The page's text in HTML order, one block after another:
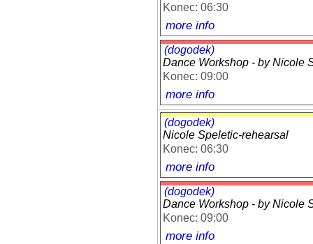
Konec: 06:30
more info
(dogodek)
Dance Workshop - by Nicole
Konec: 09:00
more info
(dogodek)
Nicole Speletic-rehearsal
Konec: 06:30
more info
(dogodek)
Dance Workshop - by Nicole
Konec: 09:00
more info